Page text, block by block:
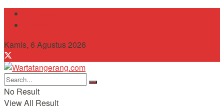
Kamis, 6 Agustus 2026
No Result
View All Result